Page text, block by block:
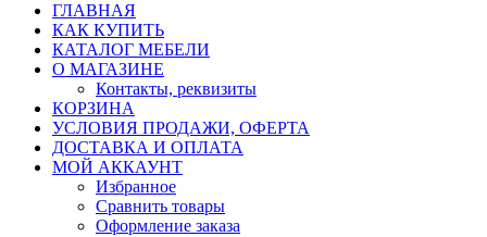
ГЛАВНАЯ
КАК КУПИТЬ
КАТАЛОГ МЕБЕЛИ
О МАГАЗИНЕ
Контакты, реквизиты
КОРЗИНА
УСЛОВИЯ ПРОДАЖИ, ОФЕРТА
ДОСТАВКА И ОПЛАТА
МОЙ АККАУНТ
Избранное
Сравнить товары
Оформление заказа